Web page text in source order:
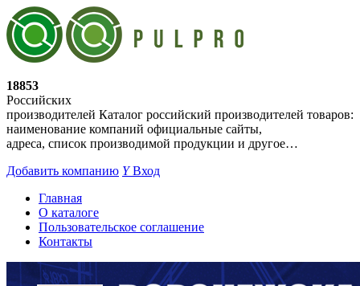
18853
Российских
производителей Каталог российский производителей товаров:
наименование компаний официальные сайты,
адреса, список производимой продукции и другое…
Добавить компанию YВход
Главная
О каталоге
Пользовательское соглашение
Контакты